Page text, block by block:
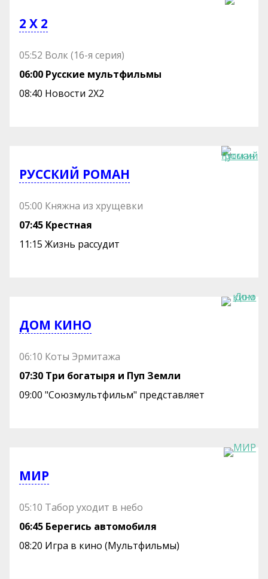
2 Х 2
05:52 Волк (16-я серия)
06:00 Русские мультфильмы
08:40 Новости 2Х2
РУССКИЙ РОМАН
05:00 Княжна из хрущевки
07:45 Крестная
11:15 Жизнь рассудит
ДОМ КИНО
06:10 Коты Эрмитажа
07:30 Три богатыря и Пуп Земли
09:00 "Союзмультфильм" представляет
МИР
05:10 Табор уходит в небо
06:45 Берегись автомобиля
08:20 Игра в кино (Мультфильмы)